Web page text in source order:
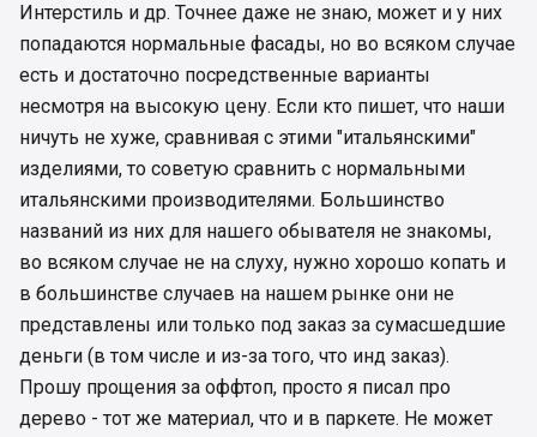
Интерстиль и др. Точнее даже не знаю, может и у них
попадаются нормальные фасады, но во всяком случае
есть и достаточно посредственные варианты
несмотря на высокую цену. Если кто пишет, что наши
ничуть не хуже, сравнивая с этими "итальянскими"
изделиями, то советую сравнить с нормальными
итальянскими производителями. Большинство
названий из них для нашего обывателя не знакомы,
во всяком случае не на слуху, нужно хорошо копать и
в большинстве случаев на нашем рынке они не
представлены или только под заказ за сумасшедшие
деньги (в том числе и из-за того, что инд заказ).
Прошу прощения за оффтоп, просто я писал про
дерево - тот же материал, что и в паркете. Не может